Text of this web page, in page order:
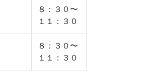
８：３０〜
１１：３０
８：３０〜
１１：３０